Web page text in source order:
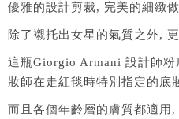
優雅的設計剪裁, 完美的細緻
除了襯托出女星的氣質之外,
這瓶Giorgio Armani 設計師
妝師在走紅毯時特別指定的底
而且各個年齡層的膚質都適用